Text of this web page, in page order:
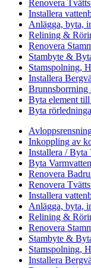
Renovera
Installera
Anlägga, byta,
Relining &
Renovera
Stambyte &
Stamspolning,
Installera
Brunnsborrning
Byta element till
Byta
Inkoppling av
Installera / Byta
Byta
Renovera
Renovera
Installera
Anlägga, byta,
Relining &
Renovera
Stambyte &
Stamspolning,
Installera